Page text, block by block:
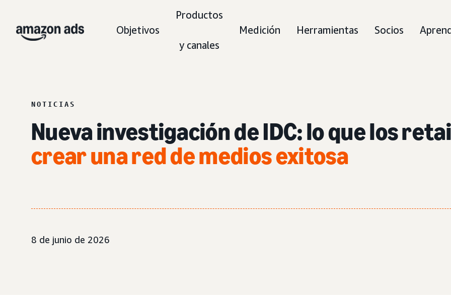
Objetivos
Productos
y canales
Medición Herramientas Socios
NOTICIAS
Nueva investigación de IDC: lo que los
crear una red de medios exitosa
8 de junio de 2026